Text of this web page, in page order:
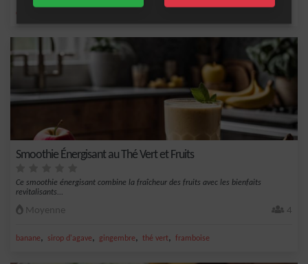
citron
Smoothie Énergisant au Thé Vert et Fruits
Ce smoothie énergisant combine la fraîcheur des fruits avec les bienfaits
revitalisants...
Moyenne 4
banane, sirop d'agave, gingembre, thé vert, framboise